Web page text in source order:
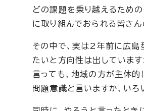
どの課題を乗り越えるため
に取り組んでおられる皆さ
その中で、実は2年前に広島
たいと方向性は出しています
言っても、地域の方が主体的
問題意識と言いますか、いろ